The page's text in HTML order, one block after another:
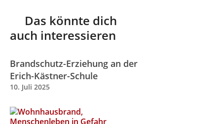
Das könnte dich
auch interessieren
Brandschutz-Erziehung an der
Erich-Kästner-Schule
10. Juli 2025